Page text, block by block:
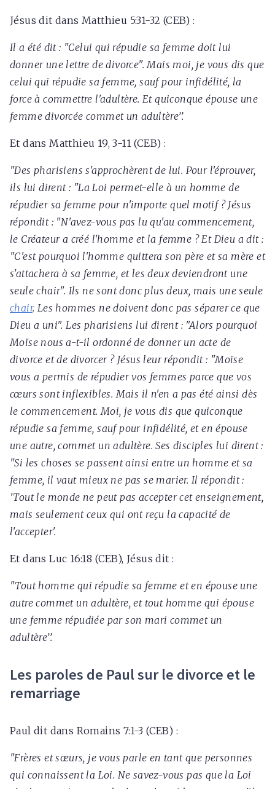
Jésus dit dans Matthieu 5:31-32 (CEB) :
Il a été dit : "Celui qui répudie sa femme doit lui
donner une lettre de divorce". Mais moi, je vous dis que
celui qui répudie sa femme, sauf pour infidélité, la
force à commettre l'adultère. Et quiconque épouse une
femme divorcée commet un adultère’’.
Et dans Matthieu 19, 3-11 (CEB) :
"Des pharisiens s'approchèrent de lui. Pour l'éprouver,
ils lui dirent : "La Loi permet-elle à un homme de
répudier sa femme pour n'importe quel motif ? Jésus
répondit : "N'avez-vous pas lu qu'au commencement,
le Créateur a créé l'homme et la femme ? Et Dieu a dit :
"C'est pourquoi l'homme quittera son père et sa mère et
s'attachera à sa femme, et les deux deviendront une
seule chair". Ils ne sont donc plus deux, mais une seule
chair. Les hommes ne doivent donc pas séparer ce que
Dieu a uni". Les pharisiens lui dirent : "Alors pourquoi
Moïse nous a-t-il ordonné de donner un acte de
divorce et de divorcer ? Jésus leur répondit : "Moïse
vous a permis de répudier vos femmes parce que vos
cœurs sont inflexibles. Mais il n'en a pas été ainsi dès
le commencement. Moi, je vous dis que quiconque
répudie sa femme, sauf pour infidélité, et en épouse
une autre, commet un adultère. Ses disciples lui dirent :
"Si les choses se passent ainsi entre un homme et sa
femme, il vaut mieux ne pas se marier. Il répondit :
'Tout le monde ne peut pas accepter cet enseignement,
mais seulement ceux qui ont reçu la capacité de
l'accepter'.
Et dans Luc 16:18 (CEB), Jésus dit :
"Tout homme qui répudie sa femme et en épouse une
autre commet un adultère, et tout homme qui épouse
une femme répudiée par son mari commet un
adultère’’.
Les paroles de Paul sur le divorce et le
remarriage
Paul dit dans Romains 7:1-3 (CEB) :
"Frères et sœurs, je vous parle en tant que personnes
qui connaissent la Loi. Ne savez-vous pas que la Loi